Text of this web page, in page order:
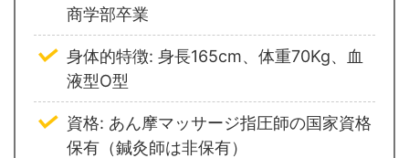
商学部卒業
身体的特徴: 身長165cm、体重70Kg、血
液型O型
資格: あん摩マッサージ指圧師の国家資格
保有（鍼灸師は非保有）